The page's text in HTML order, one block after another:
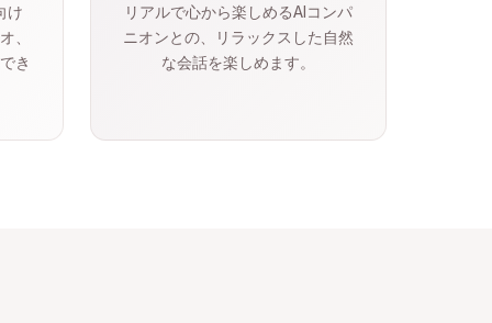
け
、
き
リアルで心から楽しめるAIコンパ
ニオンとの、リラックスした自然
な会話を楽しめます。